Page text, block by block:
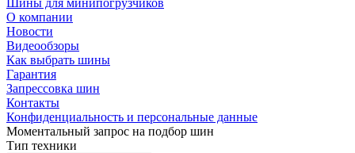
О компании
Новости
Видеообзоры
Как выбрать шины
Гарантия
Запрессовка шин
Контакты
Конфиденциальность и персональные данные
Моментальный запрос на подбор шин
Тип техники